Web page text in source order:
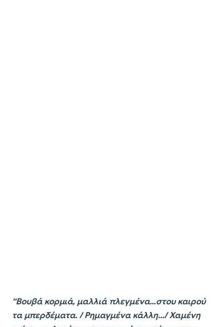
“Βουβά κορμιά, μαλλιά πλεγμένα…στου καιρού
τα μπερδέματα. / Ρημαγμένα κάλλη…/ Χαμένη